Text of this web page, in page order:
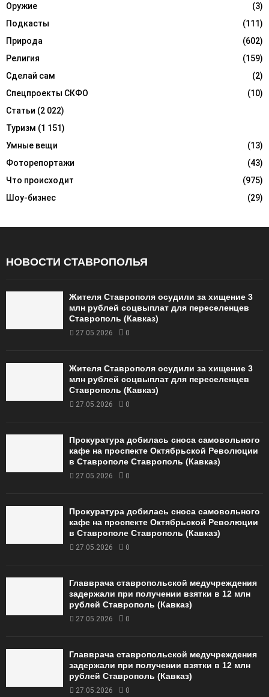
Оружие
(3)
Подкасты
(111)
Природа
(602)
Религия
(159)
Сделай сам
(2)
Спецпроекты СКФО
(10)
Статьи (2 022)
Туризм (1 151)
Умные вещи
(13)
Фоторепортажи
(43)
Что происходит
(975)
Шоу-бизнес
(29)
НОВОСТИ СТАВРОПОЛЬЯ
Жителя Ставрополя осудили за хищение 3
млн рублей соцвыплат для переселенцев
Ставрополь (Кавказ)
27.05.2026 0
Жителя Ставрополя осудили за хищение 3
млн рублей соцвыплат для переселенцев
Ставрополь (Кавказ)
27.05.2026 0
Прокуратура добилась сноса самовольного
кафе на проспекте Октябрьской Революции
в Ставрополе Ставрополь (Кавказ)
27.05.2026 0
Прокуратура добилась сноса самовольного
кафе на проспекте Октябрьской Революции
в Ставрополе Ставрополь (Кавказ)
27.05.2026 0
Главврача ставропольской медучреждения
задержали при получении взятки в 12 млн
рублей Ставрополь (Кавказ)
27.05.2026 0
Главврача ставропольской медучреждения
задержали при получении взятки в 12 млн
рублей Ставрополь (Кавказ)
27.05.2026 0